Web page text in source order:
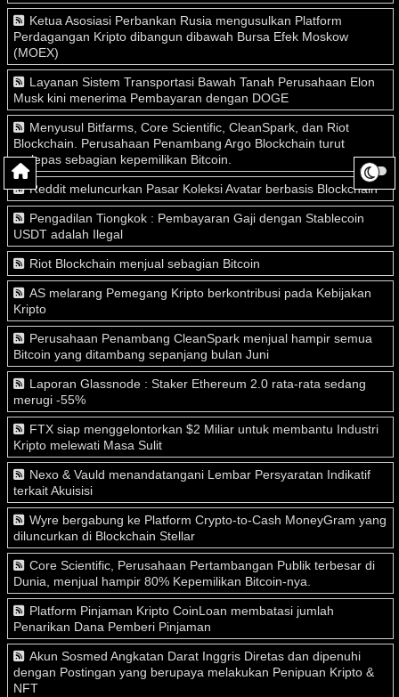
Ketua Asosiasi Perbankan Rusia mengusulkan Platform
Perdagangan Kripto dibangun dibawah Bursa Efek Moskow
(MOEX)
Layanan Sistem Transportasi Bawah Tanah Perusahaan Elon
Musk kini menerima Pembayaran dengan DOGE
Menyusul Bitfarms, Core Scientific, CleanSpark, dan Riot
Blockchain. Perusahaan Penambang Argo Blockchain turut
melepas sebagian kepemilikan Bitcoin.
Reddit meluncurkan Pasar Koleksi Avatar berbasis Blockchain
Pengadilan Tiongkok : Pembayaran Gaji dengan Stablecoin
USDT adalah Ilegal
Riot Blockchain menjual sebagian Bitcoin
AS melarang Pemegang Kripto berkontribusi pada Kebijakan
Kripto
Perusahaan Penambang CleanSpark menjual hampir semua
Bitcoin yang ditambang sepanjang bulan Juni
Laporan Glassnode : Staker Ethereum 2.0 rata-rata sedang
merugi -55%
FTX siap menggelontorkan $2 Miliar untuk membantu Industri
Kripto melewati Masa Sulit
Nexo & Vauld menandatangani Lembar Persyaratan Indikatif
terkait Akuisisi
Wyre bergabung ke Platform Crypto-to-Cash MoneyGram yang
diluncurkan di Blockchain Stellar
Core Scientific, Perusahaan Pertambangan Publik terbesar di
Dunia, menjual hampir 80% Kepemilikan Bitcoin-nya.
Platform Pinjaman Kripto CoinLoan membatasi jumlah
Penarikan Dana Pemberi Pinjaman
Akun Sosmed Angkatan Darat Inggris Diretas dan dipenuhi
dengan Postingan yang berupaya melakukan Penipuan Kripto &
NFT